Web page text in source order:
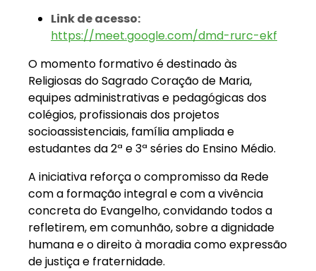
Link de acesso:
https://meet.google.com/dmd-rurc-ekf
O momento formativo é destinado às
Religiosas do Sagrado Coração de Maria,
equipes administrativas e pedagógicas dos
colégios, profissionais dos projetos
socioassistenciais, família ampliada e
estudantes da 2ª e 3ª séries do Ensino Médio.
A iniciativa reforça o compromisso da Rede
com a formação integral e com a vivência
concreta do Evangelho, convidando todos a
refletirem, em comunhão, sobre a dignidade
humana e o direito à moradia como expressão
de justiça e fraternidade.